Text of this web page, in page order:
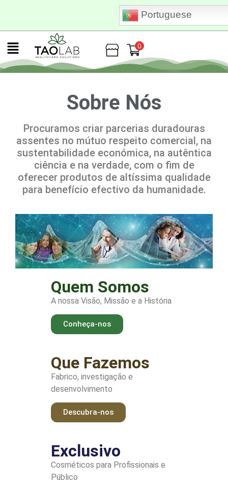
Portuguese
Loja
0
Sobre Nós
Procuramos criar parcerias duradouras
assentes no mútuo respeito comercial, na
sustentabilidade económica, na autêntica
ciência e na verdade, com o fim de
oferecer produtos de altíssima qualidade
para benefício efectivo da humanidade.
Quem Somos
A nossa Visão, Missão e a História
Conheça-nos
Que Fazemos
Fabrico, investigação e
desenvolvimento
Descubra-nos
Exclusivo
Cosméticos para Profissionais e
Público